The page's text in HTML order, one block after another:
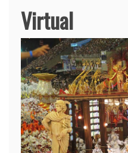
Virtual